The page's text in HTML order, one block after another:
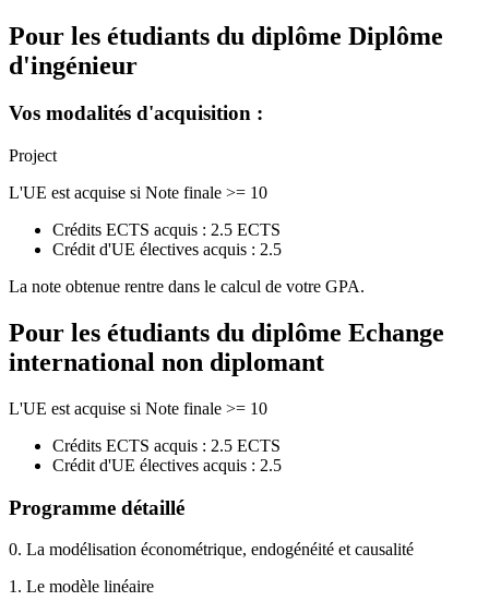
Pour les étudiants du diplôme Diplôme
d'ingénieur
Vos modalités d'acquisition :
Project
L'UE est acquise si Note finale >= 10
Crédits ECTS acquis : 2.5 ECTS
Crédit d'UE électives acquis : 2.5
La note obtenue rentre dans le calcul de votre GPA.
Pour les étudiants du diplôme Echange
international non diplomant
L'UE est acquise si Note finale >= 10
Crédits ECTS acquis : 2.5 ECTS
Crédit d'UE électives acquis : 2.5
Programme détaillé
0. La modélisation économétrique, endogénéité et causalité
1. Le modèle linéaire